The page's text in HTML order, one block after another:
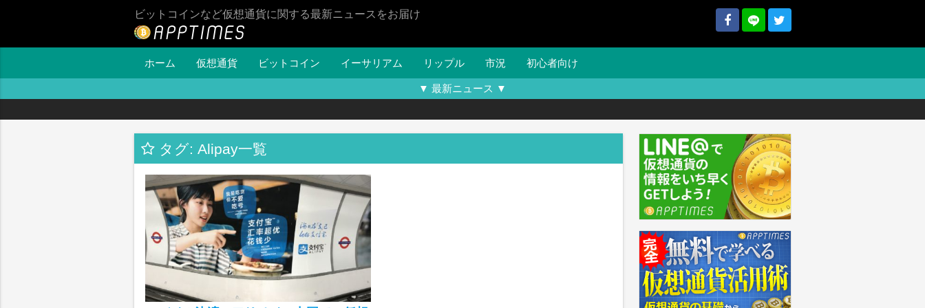
ビットコインなど仮想通貨に関する最新ニュースをお届け
ホーム 仮想通貨 ビットコイン イーサリアム リップル 市況 初心者向け
▼ 最新ニュース ▼
タグ: Alipay一覧